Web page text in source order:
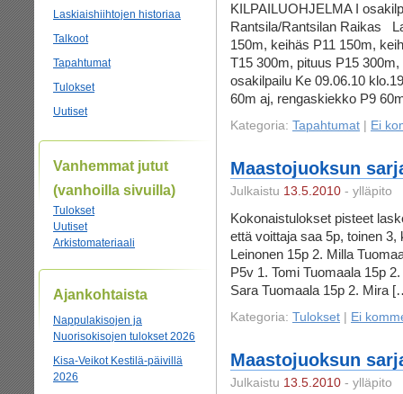
Laskiaishiihtojen historiaa
Talkoot
Tapahtumat
Tulokset
Uutiset
Vanhemmat jutut
(vanhoilla sivuilla)
Tulokset
Uutiset
Arkistomateriaali
Ajankohtaista
Nappulakisojen ja
Nuorisokisojen tulokset 2026
Kisa-Veikot Kestilä-päivillä
2026
KILPAILUOHJELMA I
Rantsila/Rantsilan Raikas
150m, keihäs P11 150m,
T15 300m, pituus P15
osakilpailu Ke 09.06.10
60m aj, rengaskiekko P9
Kategoria: Tapahtumat Ei
Maastojuoksun
Julkaistu 13.5.2010 - ylläpito
Kokonaistulokset pisteet
että voittaja saa 5p, toinen
Leinonen 15p 2. Milla
P5v 1. Tomi Tuomaala 15p
Sara Tuomaala 15p 2. Mira
Kategoria: Tulokset Ei
Maastojuoksun
Julkaistu 13.5.2010 - ylläpito